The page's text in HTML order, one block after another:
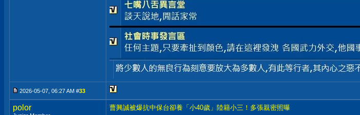
2026-05-07, 06:27 AM #33
polor 曹興誠被爆抗中保台卻養「小40歲」陸籍小三！多張親密照曝